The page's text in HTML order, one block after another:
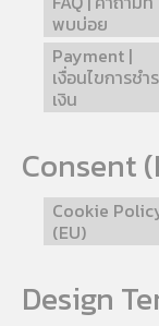
พบบ่อย
Payment |
เงื่อนไขการชำ
เงิน
Consent
Cookie
(EU)
Design